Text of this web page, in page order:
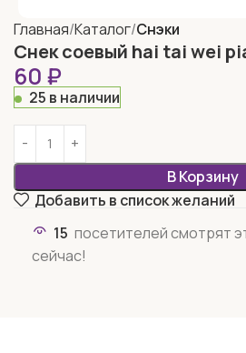
Главная Каталог Снэки
Снек соевый hai tai wei
60 ₽
25 в наличии
В Корзину
Добавить в список желаний
15 посетителей смотрят
сейчас!